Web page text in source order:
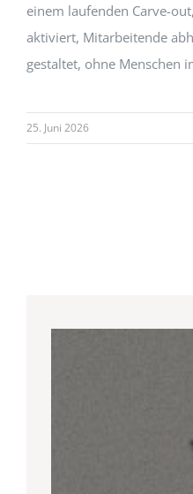
einem laufenden Carve-
aktiviert, Mitarbeitende
gestaltet, ohne Menschen
25. Juni 2026